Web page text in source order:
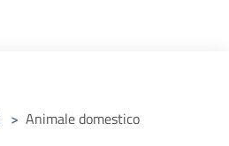
> Animale domestico